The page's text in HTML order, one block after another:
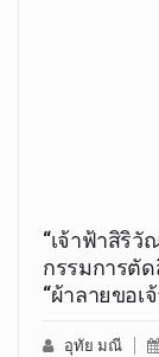
“เจ้าฟ้าสิริ
กรรมการตั
“ผ้าลายขอ
อุทัย มณี